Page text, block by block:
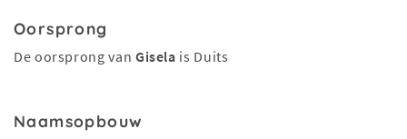
Oorsprong
De oorsprong van Gisela is Duits
Naamsopbouw